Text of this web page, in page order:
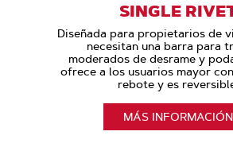
SINGLE
Diseñada para propietarios de
necesitan una barra para
moderados de desrame y
ofrece a los usuarios mayor
rebote y es
MÁS INFORMACIÓN